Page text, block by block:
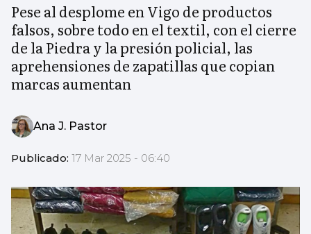
Pese al desplome en Vigo de productos
falsos, sobre todo en el textil, con el cierre
de la Piedra y la presión policial, las
aprehensiones de zapatillas que copian
marcas aumentan
Ana J. Pastor
Publicado: 17 Mar 2025 - 06:40